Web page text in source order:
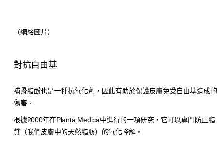
（網絡圖片）
對抗自由基
補骨脂酚也是一種抗氧化劑，因此有助於保護皮膚免受自由基造成的
傷害。
根據2000年在Planta Medica中進行的一項研究，它可以專門防止脂
質（我們皮膚中的天然脂肪）的氧化降解。